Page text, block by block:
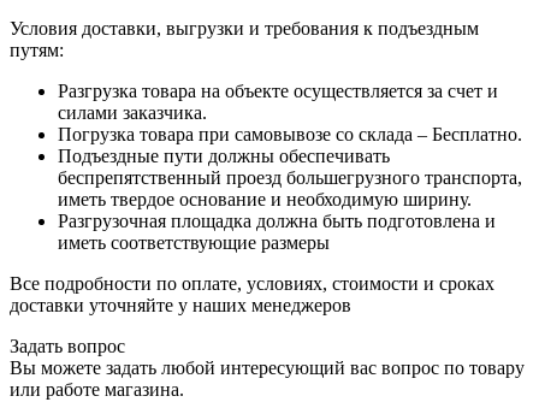
Условия доставки, выгрузки и требования к подъездным
путям:
Разгрузка товара на объекте осуществляется за счет и
силами заказчика.
Погрузка товара при самовывозе со склада – Бесплатно.
Подъездные пути должны обеспечивать
беспрепятственный проезд большегрузного транспорта,
иметь твердое основание и необходимую ширину.
Разгрузочная площадка должна быть подготовлена и
иметь соответствующие размеры
Все подробности по оплате, условиях, стоимости и сроках
доставки уточняйте у наших менеджеров
Задать вопрос
Вы можете задать любой интересующий вас вопрос по товару
или работе магазина.